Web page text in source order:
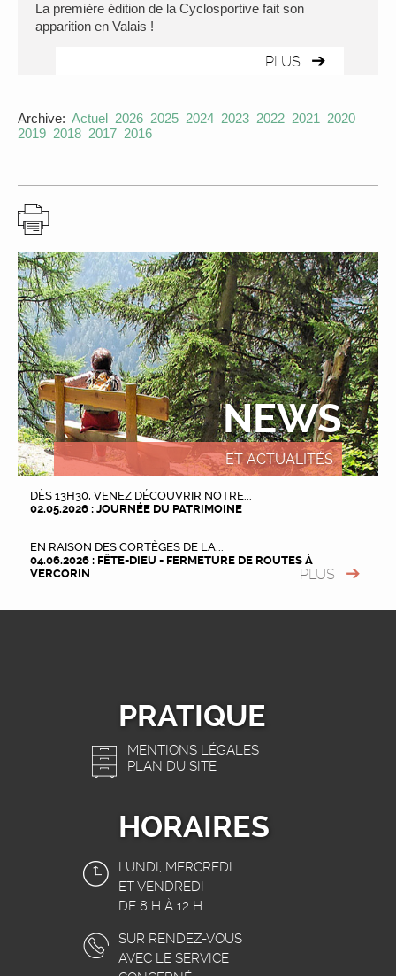
La première édition de la Cyclosportive fait son
apparition en Valais !
PLUS
Archive: Actuel 2026 2025 2024 2023 2022 2021
2020
2019 2018 2017 2016
NEWS
ET ACTUALITÉS
DÈS 13H30, VENEZ DÉCOUVRIR NOTRE...
02.05.2026 : JOURNÉE DU PATRIMOINE
EN RAISON DES CORTÈGES DE LA...
04.06.2026 : FÊTE-DIEU - FERMETURE DE ROUTES À
VERCORIN
PLUS
PRATIQUE
MENTIONS LÉGALES
PLAN DU SITE
HORAIRES
LUNDI, MERCREDI
ET VENDREDI
DE 8 H À 12 H.
SUR RENDEZ-VOUS
AVEC LE SERVICE